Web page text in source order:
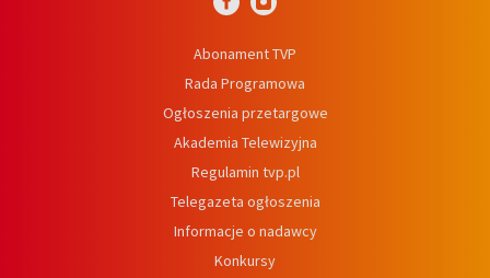
Abonament TVP
Rada Programowa
Ogłoszenia przetargowe
Akademia Telewizyjna
Regulamin tvp.pl
Telegazeta ogłoszenia
Informacje o nadawcy
Konkursy